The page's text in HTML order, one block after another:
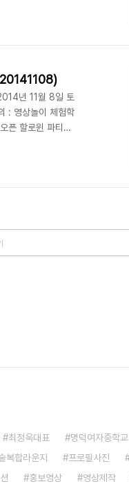
같은 경우에는 최
년 11월 8일 토
: 영상놀이 체험학
픈 할로윈 파티가
, 대명중학교 1학
최정욱대표
명덕여자중학교
복합라운지 프로필사진
홍보영상 영상제작